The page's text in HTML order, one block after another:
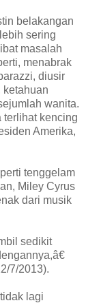
belakangan
sering
masalah
menabrak
diusir
ketahuan
wanita.
terlihat kencing
Amerika,
tenggelam
Miley Cyrus
dari musik
sedikit
7/2013).
lagi